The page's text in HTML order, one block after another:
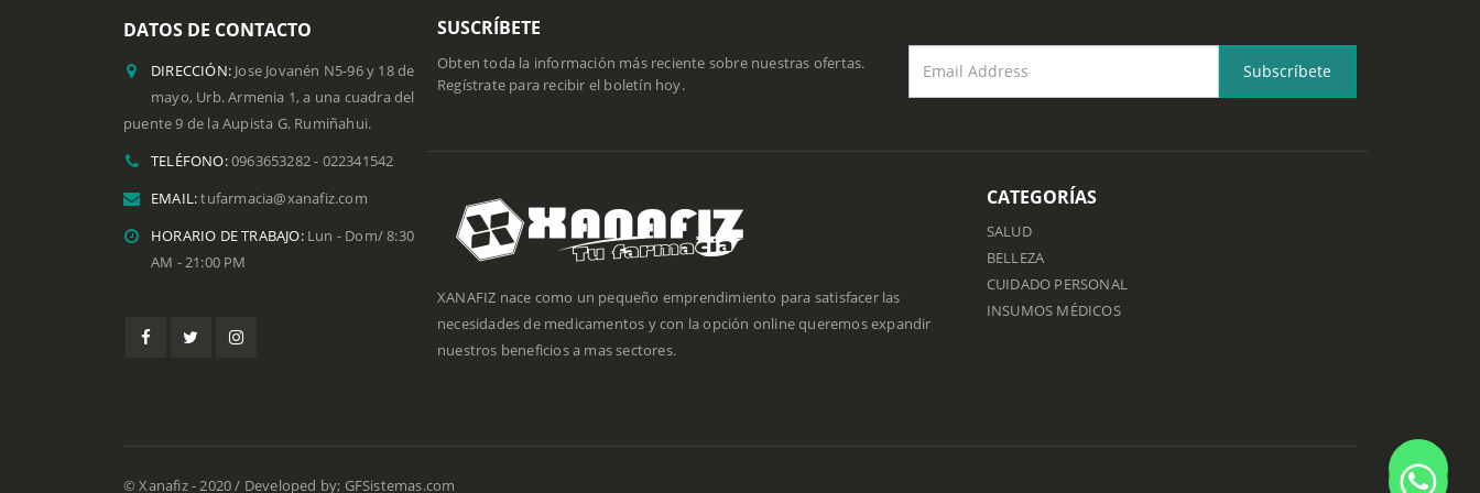
DATOS DE CONTACTO
DIRECCIÓN: Jose Jovanén N5-96 y 18 de
mayo, Urb. Armenia 1, a una cuadra del
puente 9 de la Aupista G. Rumiñahui.
TELÉFONO:0963653282 - 022341542
EMAIL: tufarmacia@xanafiz.com
HORARIO DE TRABAJO: Lun - Dom/ 8:30
AM - 21:00 PM
SUSCRÍBETE
Obten toda la información más reciente sobre nuestras ofertas.
Regístrate para recibir el boletín hoy.
XANAFIZ nace como un pequeño emprendimiento para satisfacer las
necesidades de medicamentos y con la opción online queremos expandir
nuestros beneficios a mas sectores.
CATEGORÍAS
SALUD
BELLEZA
CUIDADO PERSONAL
INSUMOS MÉDICOS
© Xanafiz - 2020 / Developed by; GFSistemas.com